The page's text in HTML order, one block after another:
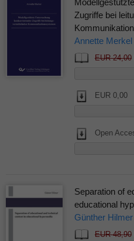
Zugriffe bei
Annette Merkel
EUR 24,00
EUR 0,00
Open
Separation of
educational
Günther Hilmer
EUR 48,90